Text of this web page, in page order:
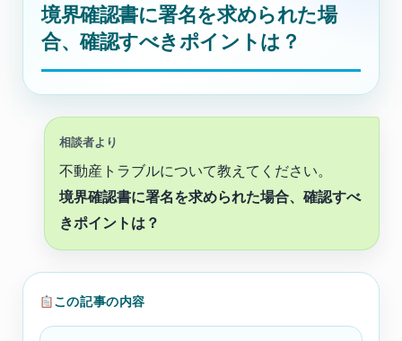
境界確認書に署名を求められた場
合、確認すべきポイントは？
相談者より
不動産トラブルについて教えてください。
境界確認書に署名を求められた場合、確認すべ
きポイントは？
この記事の内容